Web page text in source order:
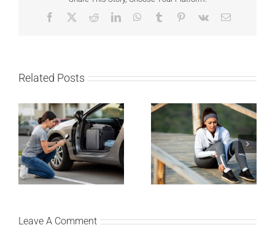
Facebook RedditLinkedInWhatsApp
Tumblr Pinterest
Vk Email
Related Posts
Kako mladi vozači
mogu pametno da
planiraju putovanje
automobilom?
Treniraj pametno: Kako
da izbegneš povrede i
ostaneš u top formi
Leave A Comment